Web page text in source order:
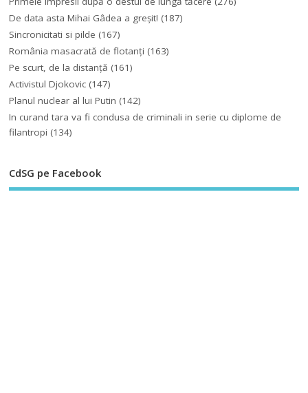
De data asta Mihai Gâdea a greşit! (187)
Sincronicitati si pilde (167)
România masacrată de flotanţi (163)
Pe scurt, de la distanță (161)
Activistul Djokovic (147)
Planul nuclear al lui Putin (142)
In curand tara va fi condusa de criminali in serie cu diplome de
filantropi (134)
CdSG pe Facebook